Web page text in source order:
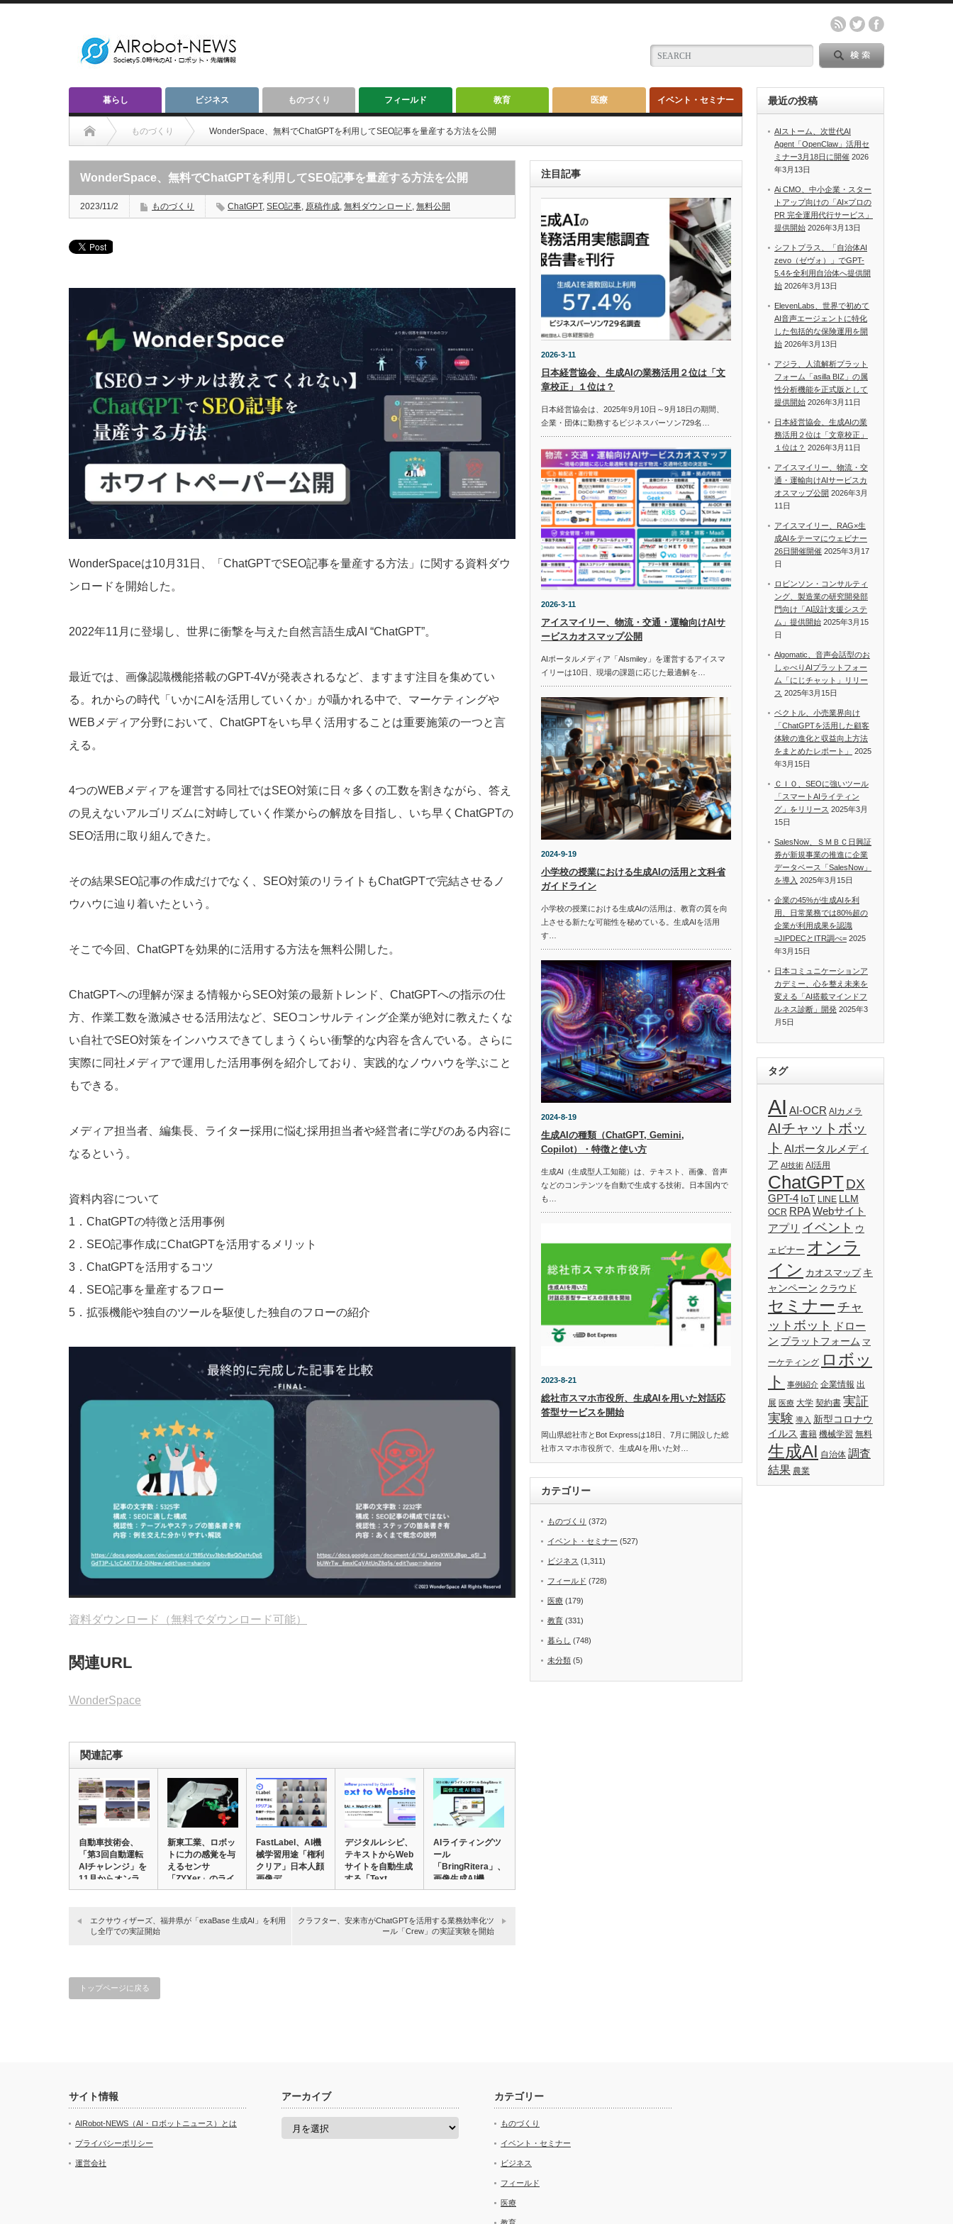
暮らし ビジネス ものづくり フィールド 教育 医療 イベント・セミナー
ものづくり WonderSpace、無料でChatGPTを利用してSEO記事を量産する方法を公開
WonderSpace、無料でChatGPTを利用してSEO記事を量産する方法を公開
2023/11/2 ものづくり ChatGPT, SEO記事, 原稿作成, 無料ダウンロード, 無料公開
WonderSpaceは10月31日、「ChatGPTでSEO記事を量産する方法」に関する資料ダウ
ンロードを開始した。
2022年11月に登場し、世界に衝撃を与えた自然言語生成AI “ChatGPT”。
最近では、画像認識機能搭載のGPT-4Vが発表されるなど、ますます注目を集めてい
る。れからの時代「いかにAIを活用していくか」が囁かれる中で、マーケティングや
WEBメディア分野において、ChatGPTをいち早く活用することは重要施策の一つと言
える。
4つのWEBメディアを運営する同社ではSEO対策に日々多くの工数を割きながら、答え
の見えないアルゴリズムに対峙していく作業からの解放を目指し、いち早くChatGPTの
SEO活用に取り組んできた。
その結果SEO記事の作成だけでなく、SEO対策のリライトもChatGPTで完結させるノ
ウハウに辿り着いたという。
そこで今回、ChatGPTを効果的に活用する方法を無料公開した。
ChatGPTへの理解が深まる情報からSEO対策の最新トレンド、ChatGPTへの指示の仕
方、作業工数を激減させる活用法など、SEOコンサルティング企業が絶対に教えたくな
い自社でSEO対策をインハウスできてしまうくらい衝撃的な内容を含んでいる。さらに
実際に同社メディアで運用した活用事例を紹介しており、実践的なノウハウを学ぶこと
もできる。
メディア担当者、編集長、ライター採用に悩む採用担当者や経営者に学びのある内容に
なるという。
資料内容について
1．ChatGPTの特徴と活用事例
2．SEO記事作成にChatGPTを活用するメリット
3．ChatGPTを活用するコツ
4．SEO記事を量産するフロー
5．拡張機能や独自のツールを駆使した独自のフローの紹介
資料ダウンロード（無料でダウンロード可能）
関連URL
WonderSpace
関連記事
自動車技術会、
「第3回自動運転
AIチャレンジ」を
11月からオンラ…
新東工業、ロボッ
トに力の感覚を与
えるセンサ
「ZYXer」のライ
ン…
FastLabel、AI機
械学習用途「権利
クリア」日本人顔
画像デ…
デジタルレシピ、
テキストからWeb
サイトを自動生成
する「Text…
AIライティングツ
ール
「BringRitera」、
画像生成AI機…
エクサウィザーズ、福井県が「exaBase 生成AI」を利用
し全庁での実証開始
クラフター、安来市がChatGPTを活用する業務効率化ツ
ール「Crew」の実証実験を開始
トップページに戻る
注目記事
2026-3-11
日本経営協会、生成AIの業務活用２位は「文
章校正」１位は？
日本経営協会は、2025年9月10日～9月18日の期間、
企業・団体に勤務するビジネスパーソン729名…
2026-3-11
アイスマイリー、物流・交通・運輸向けAIサ
ービスカオスマップ公開
AIポータルメディア「AIsmiley」を運営するアイスマ
イリーは10日、現場の課題に応じた最適解を…
2024-9-19
小学校の授業における生成AIの活用と文科省
ガイドライン
小学校の授業における生成AIの活用は、教育の質を向
上させる新たな可能性を秘めている。生成AIを活用
す…
2024-8-19
生成AIの種類（ChatGPT, Gemini,
Copilot）・特徴と使い方
生成AI（生成型人工知能）は、テキスト、画像、音声
などのコンテンツを自動で生成する技術。日本国内で
も…
2023-8-21
総社市スマホ市役所、生成AIを用いた対話応
答型サービスを開始
岡山県総社市とBot Expressは18日、7月に開設した総
社市スマホ市役所で、生成AIを用いた対…
カテゴリー
ものづくり (372)
イベント・セミナー (527)
ビジネス (1,311)
フィールド (728)
医療 (179)
教育 (331)
暮らし (748)
未分類 (5)
最近の投稿
AIストーム、次世代AI
Agent「OpenClaw」活用セ
ミナー3月18日に開催 2026
年3月13日
Ai CMO、中小企業・スター
トアップ向けの「AI×プロの
PR 完全運用代行サービス」
提供開始 2026年3月13日
シフトプラス、「自治体AI
zevo（ゼヴォ）」でGPT-
5.4を全利用自治体へ提供開
始 2026年3月13日
ElevenLabs、世界で初めて
AI音声エージェントに特化
した包括的な保険運用を開
始 2026年3月13日
アジラ、人流解析プラット
フォーム「asilla BIZ」の属
性分析機能を正式版として
提供開始 2026年3月11日
日本経営協会、生成AIの業
務活用２位は「文章校正」
１位は？ 2026年3月11日
アイスマイリー、物流・交
通・運輸向けAIサービスカ
オスマップ公開 2026年3月
11日
アイスマイリー、RAG×生
成AIをテーマにウェビナー
26日開催開催 2025年3月17
日
ロビンソン・コンサルティ
ング、製造業の研究開発部
門向け「AI設計支援システ
ム」提供開始 2025年3月15
日
Algomatic、音声会話型のお
しゃべりAIプラットフォー
ム「にじチャット」リリー
ス 2025年3月15日
ベクトル、小売業界向け
「ChatGPTを活用した顧客
体験の進化と収益向上方法
をまとめたレポート」
2025
年3月15日
ＣＩＯ、SEOに強いツール
「スマートAIライティン
グ」をリリース 2025年3月
15日
SalesNow、ＳＭＢＣ日興証
券が新規事業の推進に企業
データベース「SalesNow」
を導入 2025年3月15日
企業の45%が生成AIを利
用、日常業務では80%超の
企業が利用成果を認識
=JIPDECとITR調べ= 2025
年3月15日
日本コミュニケーションア
カデミー、心を整え未来を
変える「AI搭載マインドフ
ルネス診断」開発 2025年3
月5日
タグ
AI AI-OCR AIカメラ
AIチャットボッ
ト AIポータルメディ
ア AI技術 AI活用
ChatGPTDX
GPT-4 IoT LINE LLM
OCR RPAWebサイト
アプリ イベント ウ
ェビナー オンラ
イン カオスマップ キ
ャンペーン クラウド
セミナー チャ
ットボット
ドロー
ン プラットフォーム マ
ーケティング ロボッ
ト
事例紹介 企業情報 出
展 医療 大学 契約書 実証
実験 導入 新型コロナウ
イルス 書籍 機械学習 無料
生成AI 自治体 調査
結果 農業
サイト情報
AIRobot-NEWS（AI・ロボットニュース）とは
プライバシーポリシー
運営会社
アーカイブ
ア
カテゴリー
ものづくり
イベント・セミナー
ビジネス
フィールド
医療